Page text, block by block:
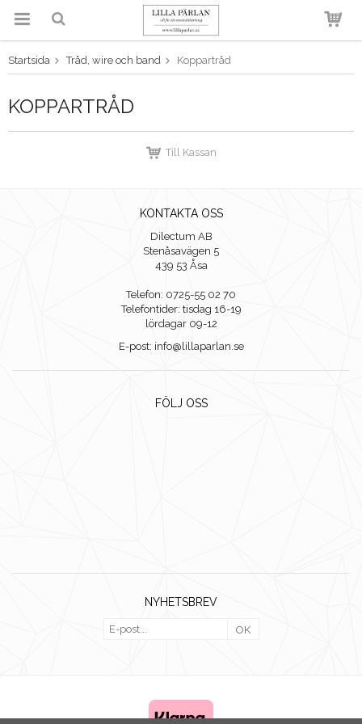
Produkten har blivit tillagd i
varukorgen
Startsida Tråd, wire och band Koppartråd
KOPPARTRÅD
Till Kassan
KONTAKTA OSS
Dilectum AB
Stenåsavägen 5
439 53 Åsa
Telefon: 0725-55 02 70
Telefontider: tisdag 16-19
lördagar 09-12
E-post: info@lillaparlan.se
FÖLJ OSS
NYHETSBREV
OK